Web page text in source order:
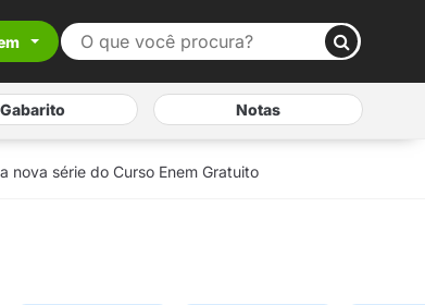
Gabarito Notas
nova série do Curso Enem Gratuito